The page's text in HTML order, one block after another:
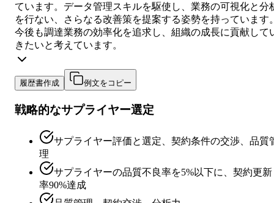
ています。データ管理スキルを駆使し、業務の可視化と分
を行ない、さらなる改善策を提案する姿勢を持っています
今後も調達業務の効率化を追求し、組織の成長に貢献して
きたいと考えています。
履歴書作成 例文をコピー
戦略的なサプライヤー選定
サプライヤー評価と選定、契約条件の交渉、品質
理
サプライヤーの品質不良率を5%以下に、契約更新
率90%達成